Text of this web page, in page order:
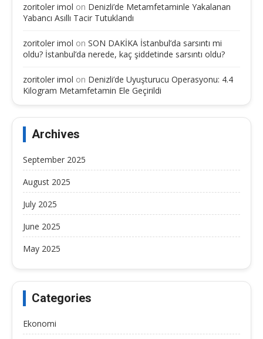
zoritoler imol on Denizli’de Metamfetaminle Yakalanan
Yabancı Asıllı Tacir Tutuklandı
zoritoler imol on SON DAKİKA İstanbul’da sarsıntı mi
oldu? İstanbul’da nerede, kaç şiddetinde sarsıntı oldu?
zoritoler imol on Denizli’de Uyuşturucu Operasyonu: 4.4
Kilogram Metamfetamin Ele Geçirildi
Archives
September 2025
August 2025
July 2025
June 2025
May 2025
Categories
Ekonomi